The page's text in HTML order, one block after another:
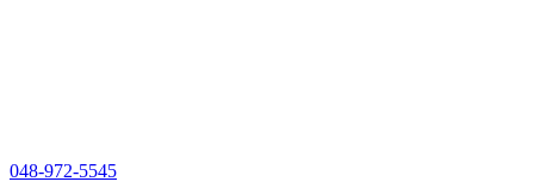
048-972-5545